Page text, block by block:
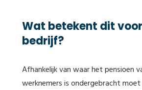
Wat betekent dit
bedrijf?
Afhankelijk van waar het pensioen
werknemers is ondergebracht